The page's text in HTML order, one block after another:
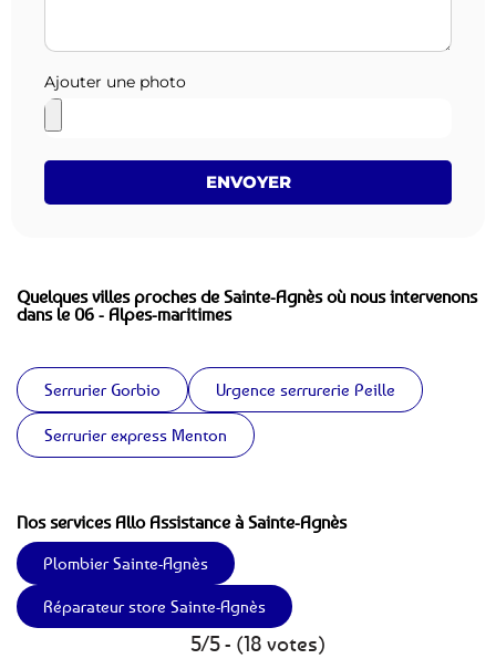
Ajouter une photo
ENVOYER
Quelques villes proches de Sainte-Agnès où nous intervenons
dans le 06 - Alpes-maritimes
Serrurier Gorbio Urgence serrurerie Peille
Serrurier express Menton
Nos services Allo Assistance à Sainte-Agnès
Plombier Sainte-Agnès
Réparateur store Sainte-Agnès
5/5 - (18 votes)